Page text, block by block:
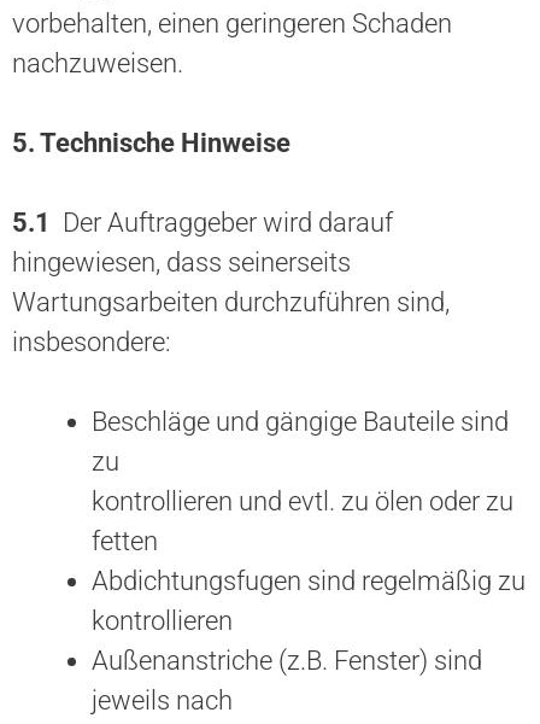
vorbehalten, einen geringeren Schaden
nachzuweisen.
5. Technische Hinweise
5.1 Der Auftraggeber wird darauf
hingewiesen, dass seinerseits
Wartungsarbeiten durchzuführen sind,
insbesondere:
Beschläge und gängige Bauteile sind
zu
kontrollieren und evtl. zu ölen oder zu
fetten
Abdichtungsfugen sind regelmäßig zu
kontrollieren
Außenanstriche (z.B. Fenster) sind
jeweils nach